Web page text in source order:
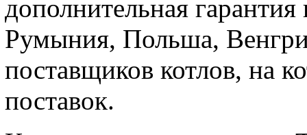
дополнительная гарантия
Румыния, Польша,
поставщиков котлов, на
поставок.